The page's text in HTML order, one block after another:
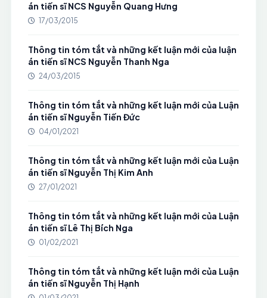
án tiến sĩ NCS Nguyễn Quang Hưng
17/03/2015
Thông tin tóm tắt và những kết luận mới của luận
án tiến sĩ NCS Nguyễn Thanh Nga
24/03/2015
Thông tin tóm tắt và những kết luận mới của Luận
án tiến sĩ Nguyễn Tiến Đức
04/01/2021
Thông tin tóm tắt và những kết luận mới của Luận
án tiến sĩ Nguyễn Thị Kim Anh
27/01/2021
Thông tin tóm tắt và những kết luận mới của Luận
án tiến sĩ Lê Thị Bích Nga
01/02/2021
Thông tin tóm tắt và những kết luận mới của Luận
án tiến sĩ Nguyễn Thị Hạnh